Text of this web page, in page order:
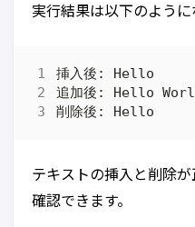
実行結果は以下のように
テキストの挿入と削除
確認できます。